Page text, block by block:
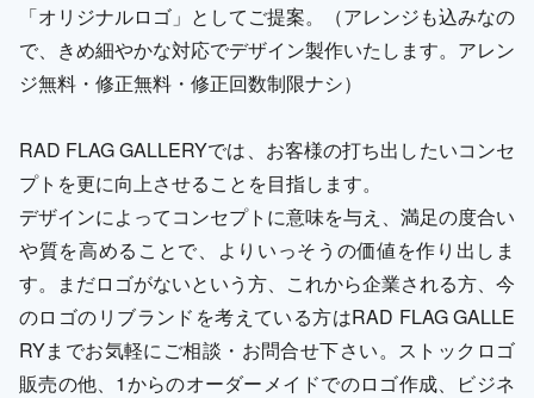
「オリジナルロゴ」としてご提案。（アレンジも込みなの
で、きめ細やかな対応でデザイン製作いたします。アレン
ジ無料・修正無料・修正回数制限ナシ）
RAD FLAG GALLERYでは、お客様の打ち出したいコンセ
プトを更に向上させることを目指します。
デザインによってコンセプトに意味を与え、満足の度合い
や質を高めることで、よりいっそうの価値を作り出しま
す。まだロゴがないという方、これから企業される方、今
のロゴのリブランドを考えている方はRAD FLAG GALLE
RYまでお気軽にご相談・お問合せ下さい。ストックロゴ
販売の他、1からのオーダーメイドでのロゴ作成、ビジネ